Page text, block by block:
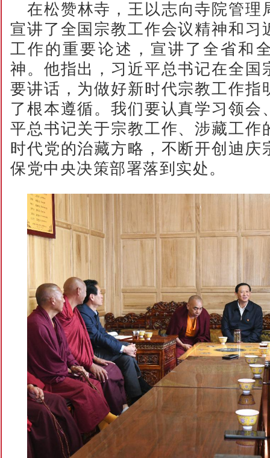
在松赞林寺，王以志向寺院管理
宣讲了全国宗教工作会议精神和习
工作的重要论述，宣讲了全省和
神。他指出，习近平总书记在全国
要讲话，为做好新时代宗教工作指
了根本遵循。我们要认真学习领会
平总书记关于宗教工作、涉藏工作
时代党的治藏方略，不断开创迪庆
保党中央决策部署落到实处。